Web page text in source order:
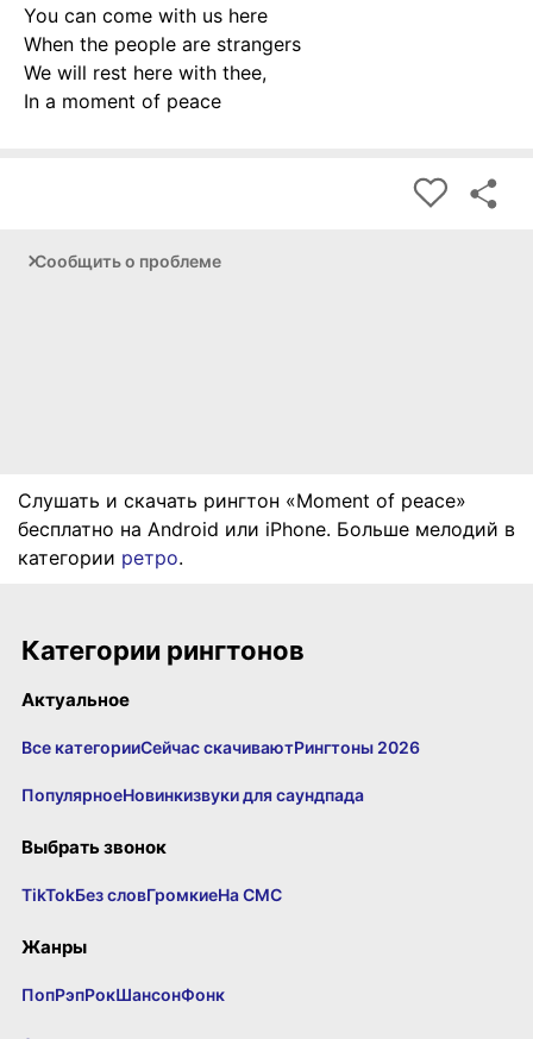
You can come with us here
When the people are strangers
We will rest here with thee,
In a moment of peace
Сообщить о проблеме
Слушать и скачать рингтон «Moment of peace»
бесплатно на Android или iPhone. Больше мелодий в
категории ретро.
Категории рингтонов
Актуальное
Все категорииСейчас скачиваютРингтоны 2026
ПопулярноеНовинкизвуки для саундпада
Выбрать звонок
TikTokБез словГромкиеНа СМС
Жанры
ПопРэпРокШансонФонк